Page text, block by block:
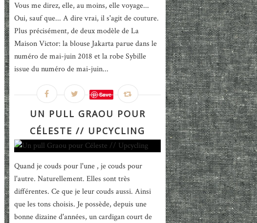
Vous me direz, elle, au moins, elle voyage...
Oui, sauf que... A dire vrai, il s'agit de couture.
Plus précisément, de deux modèle de La
Maison Victor: la blouse Jakarta parue dans le
numéro de mai-juin 2018 et la robe Sybille
issue du numéro de mai-juin...
Save
UN PULL GRAOU POUR
CÉLESTE // UPCYCLING
Quand je couds pour l'une , je couds pour
l'autre. Naturellement. Elles sont très
différentes. Ce que je leur couds aussi. Ainsi
que les tons choisis. Je possède, depuis une
bonne dizaine d'années, un cardigan court de